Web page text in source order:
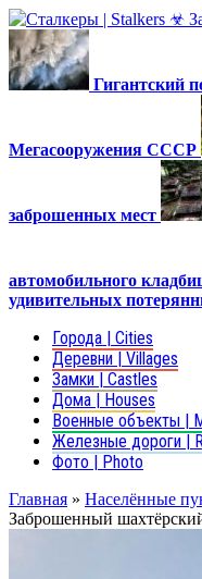
Гигантский
Мегасооружения СССР
заброшенных мест
автомобильного
удивительных
Города | Cities
Деревни | Villages
Замки | Castles
Дома | Houses
Военные объекты |
Железные дороги |
Фото | Photo
Главная » Населённые
Заброшенный